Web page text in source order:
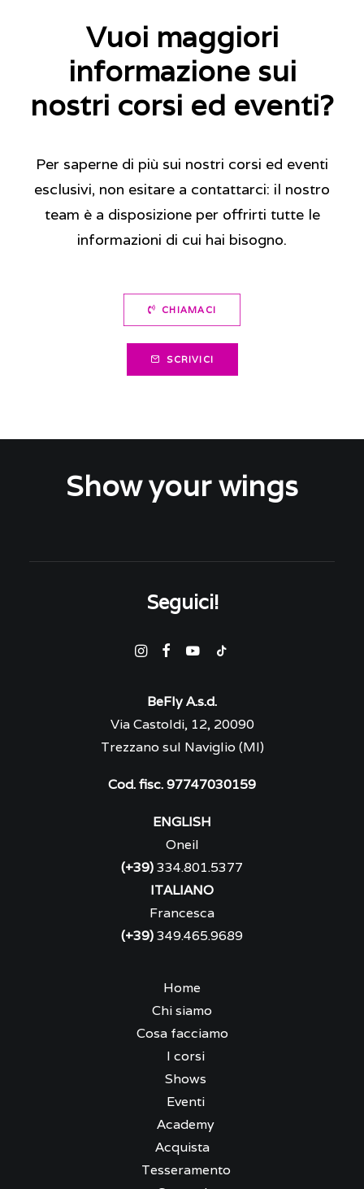
Vuoi maggiori
informazione sui
nostri corsi ed eventi?
Per saperne di più sui nostri corsi ed eventi
esclusivi, non esitare a contattarci: il nostro
team è a disposizione per offrirti tutte le
informazioni di cui hai bisogno.
CHIAMACI
SCRIVICI
Show your wings
Seguici!
BeFly A.s.d.
Via Castoldi, 12, 20090
Trezzano sul Naviglio (MI)
Cod. fisc. 97747030159
ENGLISH
Oneil
(+39)334.801.5377
ITALIANO
Francesca
(+39)349.465.9689
Home
Chi siamo
Cosa facciamo
I corsi
Shows
Eventi
Academy
Acquista
Tesseramento